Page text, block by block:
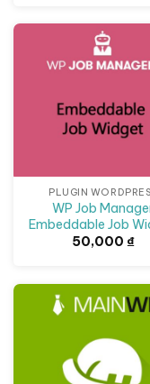
PLUGIN
WP Job
Embeddable Job
50,000 ₫
Giảm giá!